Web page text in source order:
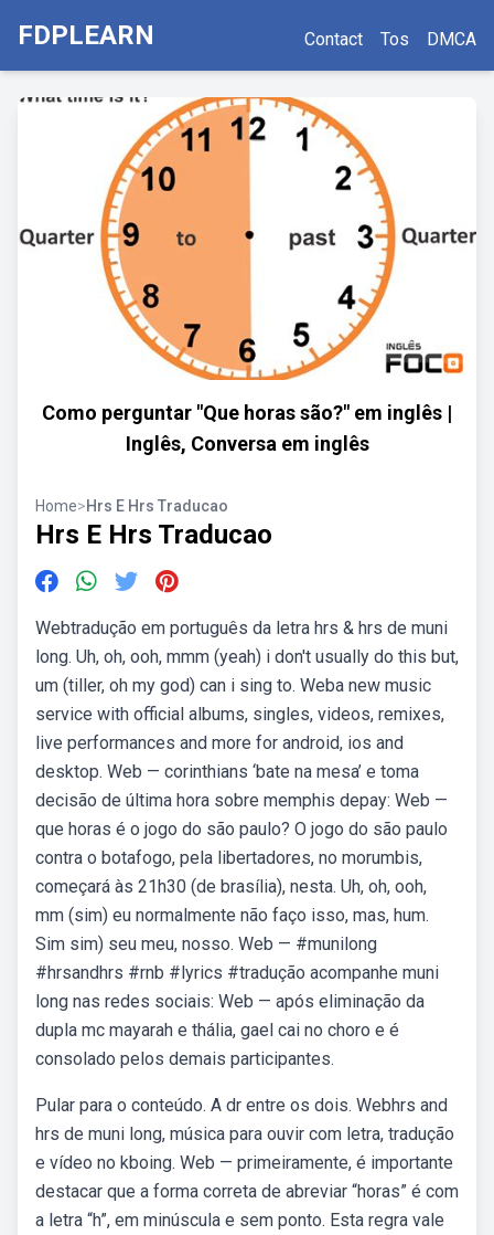
FDPLEARN Contact Tos DMCA
Como perguntar "Que horas são?" em inglês |
Inglês, Conversa em inglês
Home>Hrs E Hrs Traducao
Hrs E Hrs Traducao
Webtradução em português da letra hrs & hrs de muni
long. Uh, oh, ooh, mmm (yeah) i don′t usually do this but,
um (tiller, oh my god) can i sing to. Weba new music
service with official albums, singles, videos, remixes,
live performances and more for android, ios and
desktop. Web — corinthians ‘bate na mesa’ e toma
decisão de última hora sobre memphis depay: Web —
que horas é o jogo do são paulo? O jogo do são paulo
contra o botafogo, pela libertadores, no morumbis,
começará às 21h30 (de brasília), nesta. Uh, oh, ooh,
mm (sim) eu normalmente não faço isso, mas, hum.
Sim sim) seu meu, nosso. Web — #munilong
#hrsandhrs #rnb #lyrics #tradução acompanhe muni
long nas redes sociais: Web — após eliminação da
dupla mc mayarah e thália, gael cai no choro e é
consolado pelos demais participantes.
Pular para o conteúdo. A dr entre os dois. Webhrs and
hrs de muni long, música para ouvir com letra, tradução
e vídeo no kboing. Web — primeiramente, é importante
destacar que a forma correta de abreviar “horas” é com
a letra “h”, em minúscula e sem ponto. Esta regra vale